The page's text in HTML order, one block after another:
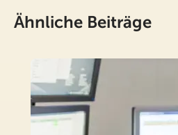
Ähnliche Beiträge